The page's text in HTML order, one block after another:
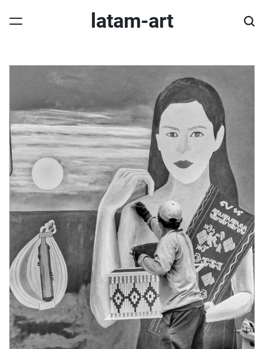
latam-art